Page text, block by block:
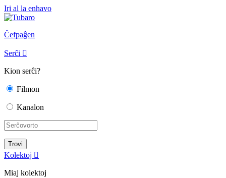
Iri al la enhavo
Ĉefpaĝen
Serĉi 
Kion serĉi?
Filmon
Kanalon
Kolektoj 
Miaj kolektoj